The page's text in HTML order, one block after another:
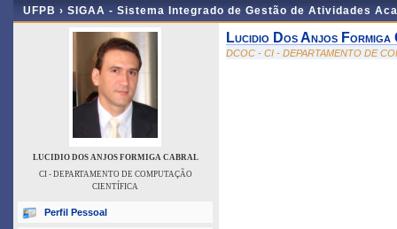
UFPB › SIGAA - Sistema Integrado de Gestão de Atividades
LUCIDIO DOS ANJOS FORMIGA CABRAL
CI - DEPARTAMENTO DE COMPUTAÇÃO
CIENTÍFICA
Perfil Pessoal
Lucidio Dos Anjos
DCOC - CI - DEPARTAMENTO DE